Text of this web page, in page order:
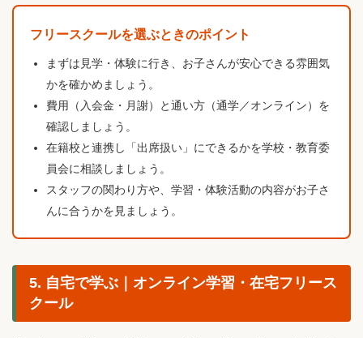
フリースクールを選ぶときのポイント
まずは見学・体験に行き、お子さんが安心できる雰囲気
かを確かめましょう。
費用（入会金・月謝）と通い方（通学／オンライン）を
確認しましょう。
在籍校と連携し「出席扱い」にできるかを学校・教育委
員会に相談しましょう。
スタッフの関わり方や、学習・体験活動の内容がお子さ
んに合うかを見ましょう。
5. 自宅で学ぶ｜オンライン学習・在宅フリース
クール